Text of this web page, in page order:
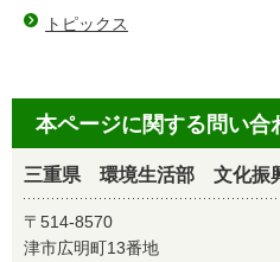
トピックス
本ページに関する問い合
三重県 環境生活部 文化振
〒514-8570
津市広明町13番地